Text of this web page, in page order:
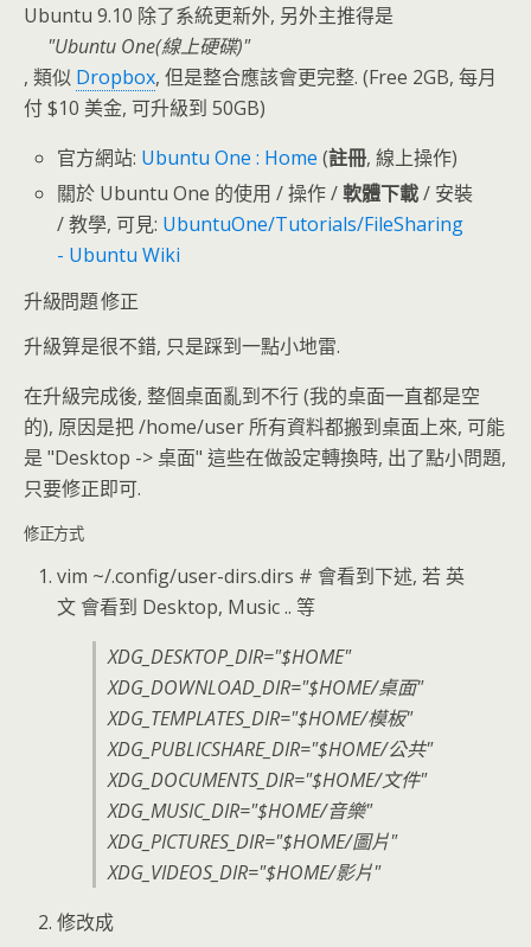
Ubuntu 9.10 除了系統更新外, 另外主推得是
Ubuntu One(線上硬碟)
, 類似 Dropbox, 但是整合應該會更完整. (Free 2GB, 每月
付 $10 美金, 可升級到 50GB)
官方網站: Ubuntu One : Home (註冊, 線上操作)
關於 Ubuntu One 的使用 / 操作 /軟體下載/ 安裝
/ 教學, 可見: UbuntuOne/Tutorials/FileSharing
- Ubuntu Wiki
升級問題 修正
升級算是很不錯, 只是踩到一點小地雷.
在升級完成後, 整個桌面亂到不行 (我的桌面一直都是空
的), 原因是把 /home/user 所有資料都搬到桌面上來, 可能
是 "Desktop -> 桌面" 這些在做設定轉換時, 出了點小問題,
只要修正即可.
修正方式
vim ~/.config/user-dirs.dirs # 會看到下述, 若 英
文 會看到 Desktop, Music .. 等
XDG_DESKTOP_DIR="$HOME"
XDG_DOWNLOAD_DIR="$HOME/桌面"
XDG_TEMPLATES_DIR="$HOME/模板"
XDG_PUBLICSHARE_DIR="$HOME/公共"
XDG_DOCUMENTS_DIR="$HOME/文件"
XDG_MUSIC_DIR="$HOME/音樂"
XDG_PICTURES_DIR="$HOME/圖片"
XDG_VIDEOS_DIR="$HOME/影片"
修改成